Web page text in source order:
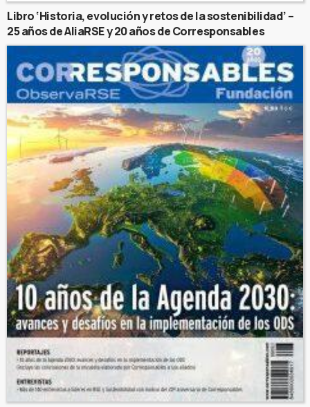
Libro ‘Historia, evolución y retos de la sostenibilidad’ –
25 años de AliaRSE y 20 años de Corresponsables